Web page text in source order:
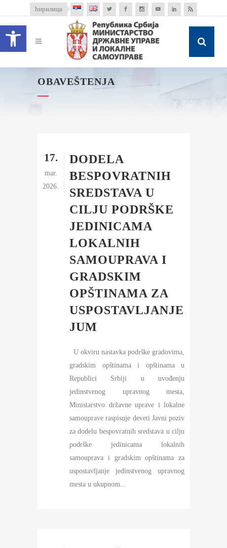
Open toolbar
ћирилица
OBAVEŠTENJA
17.
mar.
2026.
DODELA
BESPOVRATNIH
SREDSTAVA U
CILJU PODRŠKE
JEDINICAMA
LOKALNIH
SAMOUPRAVA I
GRADSKIM
OPŠTINAMA ZA
USPOSTAVLJANJE
JUM
U okviru nastavka podrške gradovima,
gradskim opštinama i opštinama u
Republici Srbiji u uvođenju
jedinstvenog upravnog mesta,
Ministarstvo državne uprave i lokalne
samouprave raspisuje deveti Javni poziv
za dodelu bespovratnih sredstava u cilju
podrške jedinicama lokalnih
samouprava i gradskim opštinama za
uspostavljanje jedinstvenog upravnog
mesta u ukupnom...